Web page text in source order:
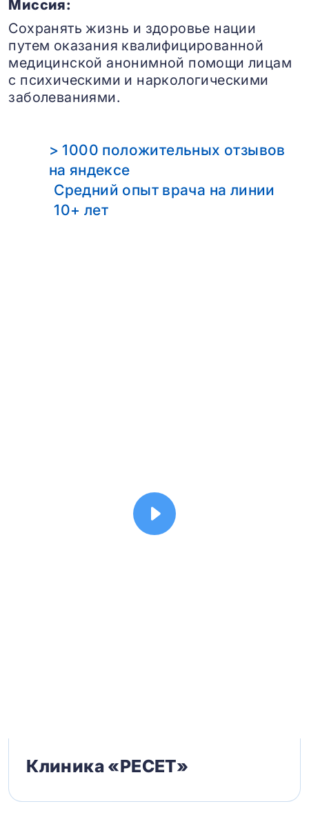
Миссия:
Сохранять жизнь и здоровье нации
путем оказания квалифицированной
медицинской анонимной помощи лицам
с психическими и наркологическими
заболеваниями.
> 1000 положительных отзывов
на яндексе
Средний опыт врача на линии
10+ лет
Клиника «РЕСЕТ»